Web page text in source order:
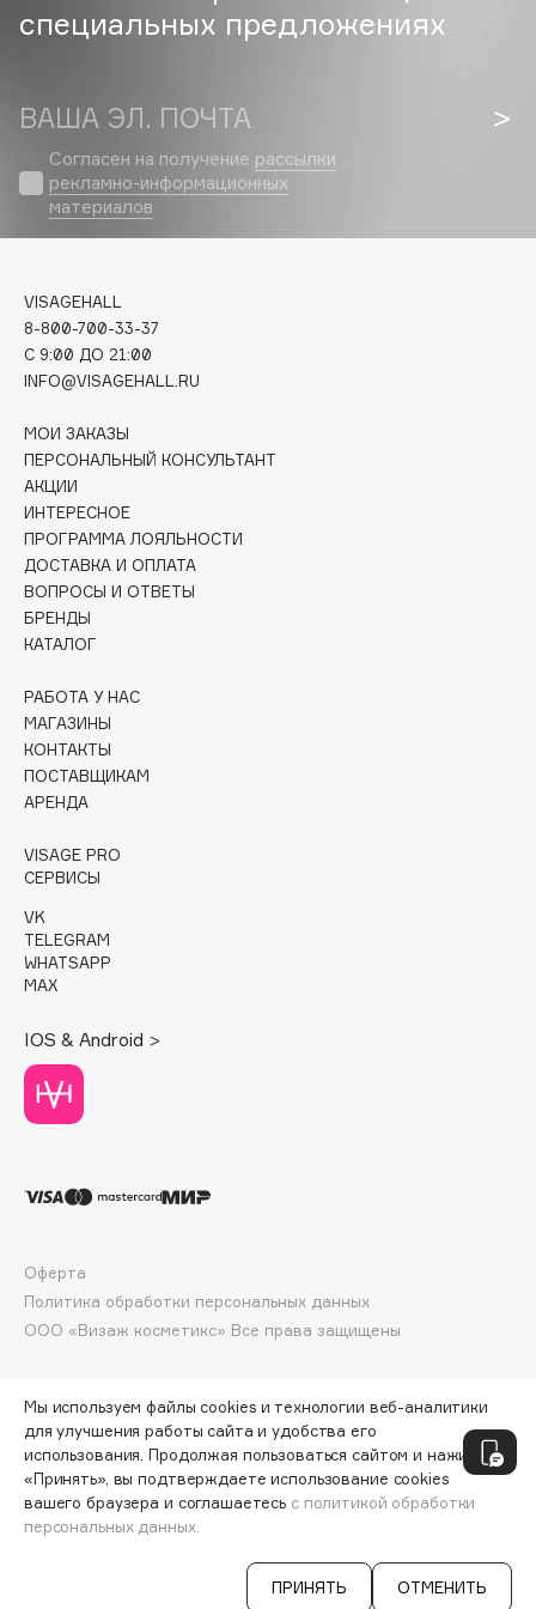
Cadence
Carbon Theory
Carolina Herrera
Catrice
Chupa Chups
Clarette
Clarins
Clinique
Clive Christian
Club De Nuit
Collagenina
Consly
Corimo
CosRX
Crescina
Cunzite
Curaprox
D
d'Alba
DABO
DARLING*
Deonica
Dessange
Divage
Dorco
DP Daily Perfection
Dr.Ceuracle
Dr.Jart+
DSD de Luxe
Dyson
СООБЩИТЬ О ПОСТУПЛЕНИИ
специальных предложениях
ВАША ЭЛ. ПОЧТА
Согласен на получение рассылки
рекламно-информационных
материалов
VISAGEHALL
8-800-700-33-37
C 9:00 ДО 21:00
INFO@VISAGEHALL.RU
МОИ ЗАКАЗЫ
ПЕРСОНАЛЬНЫЙ КОНСУЛЬТАНТ
АКЦИИ
ИНТЕРЕСНОЕ
ПРОГРАММА ЛОЯЛЬНОСТИ
ДОСТАВКА И ОПЛАТА
ВОПРОСЫ И ОТВЕТЫ
БРЕНДЫ
КАТАЛОГ
РАБОТА У НАС
МАГАЗИНЫ
КОНТАКТЫ
ПОСТАВЩИКАМ
АРЕНДА
VISAGE PRO
СЕРВИСЫ
VK
TELEGRAM
WHATSAPP
MAX
IOS & Android >
ООО «Визаж косметикс» Все права защищены
Оферта
Политика обработки персональных данных
Мы используем файлы cookies и технологии веб-аналитики
для улучшения работы сайта и удобства его
использования. Продолжая пользоваться сайтом и нажимая
«Принять», вы подтверждаете использование cookies
вашего браузера и соглашаетесь с политикой обработки
персональных данных.
ПРИНЯТЬ ОТМЕНИТЬ